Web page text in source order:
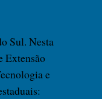
Sul. Nesta
Extensão
e